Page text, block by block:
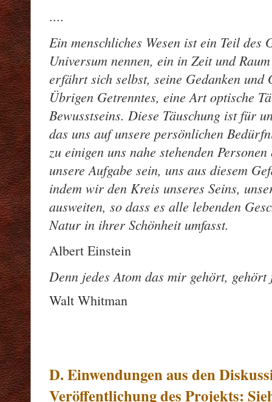
....
Ein menschliches Wesen ist ein Teil des
Universum nennen, ein in Zeit und
erfährt sich selbst, seine Gedanken und
Übrigen Getrenntes, eine Art optische
Bewusstseins. Diese Täuschung ist für
das uns auf unsere persönlichen
zu einigen uns nahe stehenden
unsere Aufgabe sein, uns aus diesem
indem wir den Kreis unseres Seins,
ausweiten, so dass es alle lebenden
Natur in ihrer Schönheit umfasst.
Albert Einstein
Denn jedes Atom das mir gehört,
Walt Whitman
D. Einwendungen aus den
Veröffentlichung des Projekts: